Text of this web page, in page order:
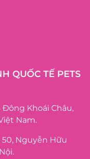
QUỐC TẾ PETS
Đông Khoái Châu,
Nam.
50, Nguyễn Hữu